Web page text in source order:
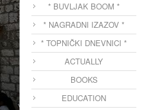
* BUVLJAK BOOM *
* NAGRADNI IZAZOV *
* TOPNIČKI DNEVNICI *
ACTUALLY
BOOKS
EDUCATION